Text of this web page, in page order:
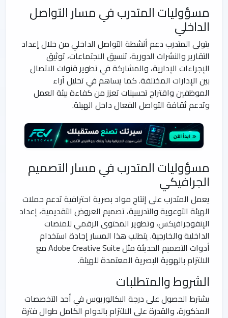
مسؤوليات المتدرب في مسار التواصل
الداخلي
يتولى المتدرب دعم أنشطة التواصل الداخلي من خلال إعداد
التقارير والنشرات الدورية، تنسيق الاجتماعات، توثيق
الإجراءات الإدارية، والمشاركة في تطوير قنوات الاتصال
بين الإدارات المختلفة. كما يساهم في تحليل آراء
الموظفين واقتراح تحسينات تعزز من كفاءة بيئة العمل
وتدعم ثقافة التواصل الفعال داخل الهيئة.
مسؤوليات المتدرب في مسار التصميم
الجرافيكي
يعمل المتدرب على إنتاج مواد بصرية احترافية تدعم حملات
الهيئة التوعوية والتدريبية، تصميم العروض التقديمية، إعداد
الإنفوجرافيكس، وتطوير المحتوى الرقمي للمنصات
الداخلية والخارجية. يتطلب هذا المسار إجادة استخدام
أدوات التصميم الحديثة مثل Adobe Creative Suite مع
الالتزام بالهوية البصرية المعتمدة للهيئة.
الشروط والمتطلبات
يشترط الحصول على درجة البكالوريوس في أحد التخصصات
المذكورة، والقدرة على الالتزام بالدوام الكامل طوال فترة